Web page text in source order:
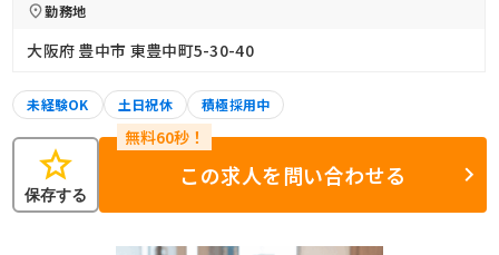
勤務地
大阪府 豊中市 東豊中町5-30-40
未経験OK 土日祝休 積極採用中
star
保存する
この求人を問い合わせる